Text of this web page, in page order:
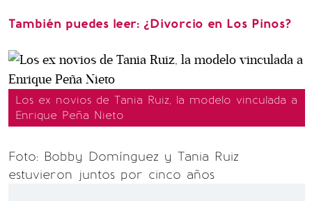
También puedes leer: ¿Divorcio en Los Pinos?
Los ex novios de Tania Ruiz, la modelo vinculada a
Enrique Peña Nieto
Foto: Bobby Domínguez y Tania Ruiz
estuvieron juntos por cinco años